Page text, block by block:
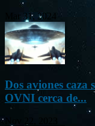
Mar 31, 2024
Dos aviones caza
OVNI cerca de...